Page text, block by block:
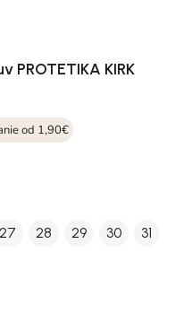
KIRK
od 1,90€
27 28 29 30
31